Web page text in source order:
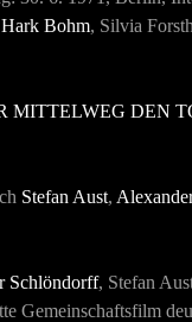
Hark Bohm, Silvia
DEN
Stefan Aust,
Schlöndorff, Stefan
Gemeinschaftsfilm